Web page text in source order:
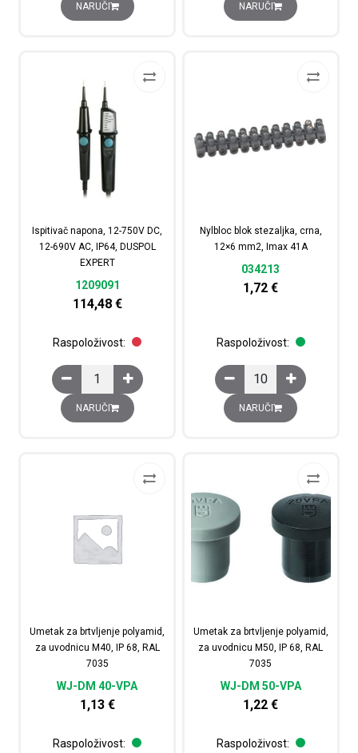
NARUČI NARUČI
Ispitivač napona, 12-750V DC,
12-690V AC, IP64, DUSPOL
EXPERT
1209091
114,48 €
Raspoloživost:
Ispitivač napona, 12-750V DC, 12-690V AC, IP64,
NARUČI
Nylbloc blok stezaljka, crna,
12×6 mm2, Imax 41A
034213
1,72€
Raspoloživost:
Nylbloc blok
NARUČI
Umetak za brtvljenje polyamid,
za uvodnicu M40, IP 68, RAL
7035
WJ-DM 40-VPA
1,13 €
Raspoloživost:
Umetak za brtvljenje polyamid,
za uvodnicu M50, IP 68, RAL
7035
WJ-DM 50-VPA
1,22€
Raspoloživost: